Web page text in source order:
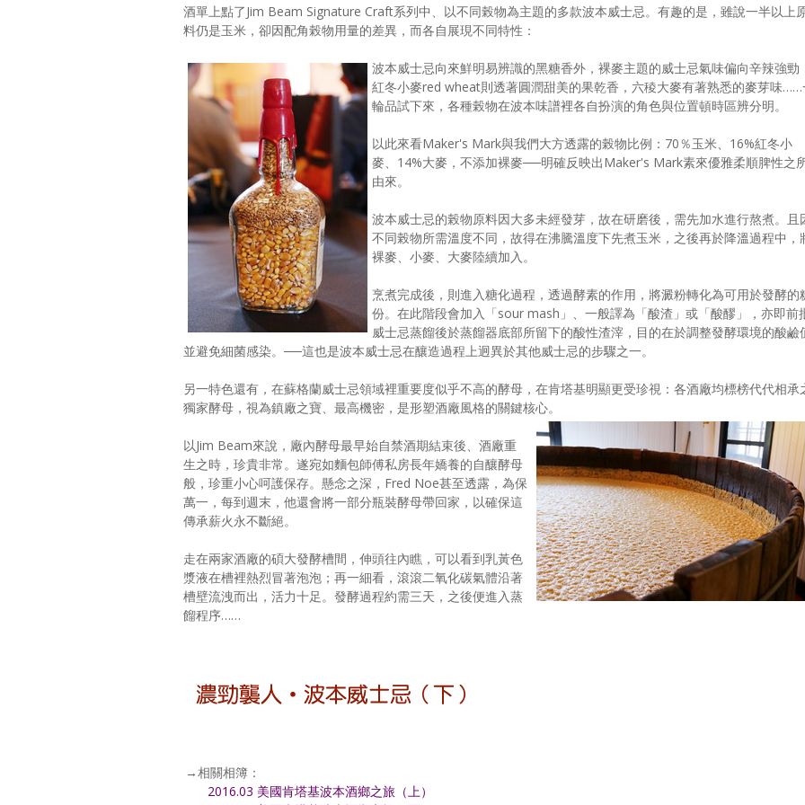
酒單上點了Jim Beam Signature Craft系列中、以不同榖物為主題的多款波本威士忌。有趣的是，雖說一半以上
料仍是玉米，卻因配角榖物用量的差異，而各自展現不同特性：
波本威士忌向來鮮明易辨識的黑糖香外，裸麥主題的威士忌氣味偏向辛辣強勁
紅冬小麥red wheat則透著圓潤甜美的果乾香，六稜大麥有著熟悉的麥芽味……
輪品試下來，各種榖物在波本味譜裡各自扮演的角色與位置頓時區辨分明。
以此來看Maker's Mark與我們大方透露的榖物比例：70％玉米、16%紅冬小
麥、14%大麥，不添加裸麥──明確反映出Maker's Mark素來優雅柔順脾性之
由來。
波本威士忌的榖物原料因大多未經發芽，故在研磨後，需先加水進行熬煮。且
不同榖物所需溫度不同，故得在沸騰溫度下先煮玉米，之後再於降溫過程中，
裸麥、小麥、大麥陸續加入。
烹煮完成後，則進入糖化過程，透過酵素的作用，將澱粉轉化為可用於發酵的
份。在此階段會加入「sour mash」、一般譯為「酸渣」或「酸醪」，亦即前
威士忌蒸餾後於蒸餾器底部所留下的酸性渣滓，目的在於調整發酵環境的酸鹼
並避免細菌感染。──這也是波本威士忌在釀造過程上迥異於其他威士忌的步驟之一。
另一特色還有，在蘇格蘭威士忌領域裡重要度似乎不高的酵母，在肯塔基明顯更受珍視：各酒廠均標榜代代相承
獨家酵母，視為鎮廠之寶、最高機密，是形塑酒廠風格的關鍵核心。
以Jim Beam來說，廠內酵母最早始自禁酒期結束後、酒廠重
生之時，珍貴非常。遂宛如麵包師傅私房長年嬌養的自釀酵母
般，珍重小心呵護保存。懸念之深，Fred Noe甚至透露，為保
萬一，每到週末，他還會將一部分瓶裝酵母帶回家，以確保這
傳承薪火永不斷絕。
走在兩家酒廠的碩大發酵槽間，伸頭往內瞧，可以看到乳黃色
漿液在槽裡熱烈冒著泡泡；再一細看，滾滾二氧化碳氣體沿著
槽壁流洩而出，活力十足。發酵過程約需三天，之後便進入蒸
餾程序……
→相關相簿：
2016.03 美國肯塔基波本酒鄉之旅（上）